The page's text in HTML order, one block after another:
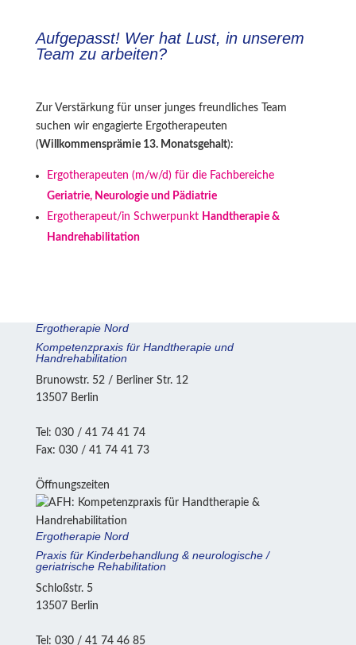
Aufgepasst! Wer hat Lust, in unserem
Team zu arbeiten?
Zur Verstärkung für unser junges freundliches Team
suchen wir engagierte Ergotherapeuten
(Willkommensprämie 13. Monatsgehalt):
Ergotherapeuten (m/w/d) für die Fachbereiche
Geriatrie, Neurologie und Pädiatrie
Ergotherapeut/in Schwerpunkt Handtherapie &
Handrehabilitation
Ergotherapie Nord
Kompetenzpraxis für Hand­therapie und
Handrehabilitation
Brunowstr. 52 / Berliner Str. 12
13507 Berlin
Tel: 030 / 41 74 41 74
Fax: 030 / 41 74 41 73
Öffnungszeiten
Ergotherapie Nord
Praxis für Kinderbehandlung & neurologische /
geriatrische Rehabilitation
Schloßstr. 5
13507 Berlin
Tel: 030 / 41 74 46 85